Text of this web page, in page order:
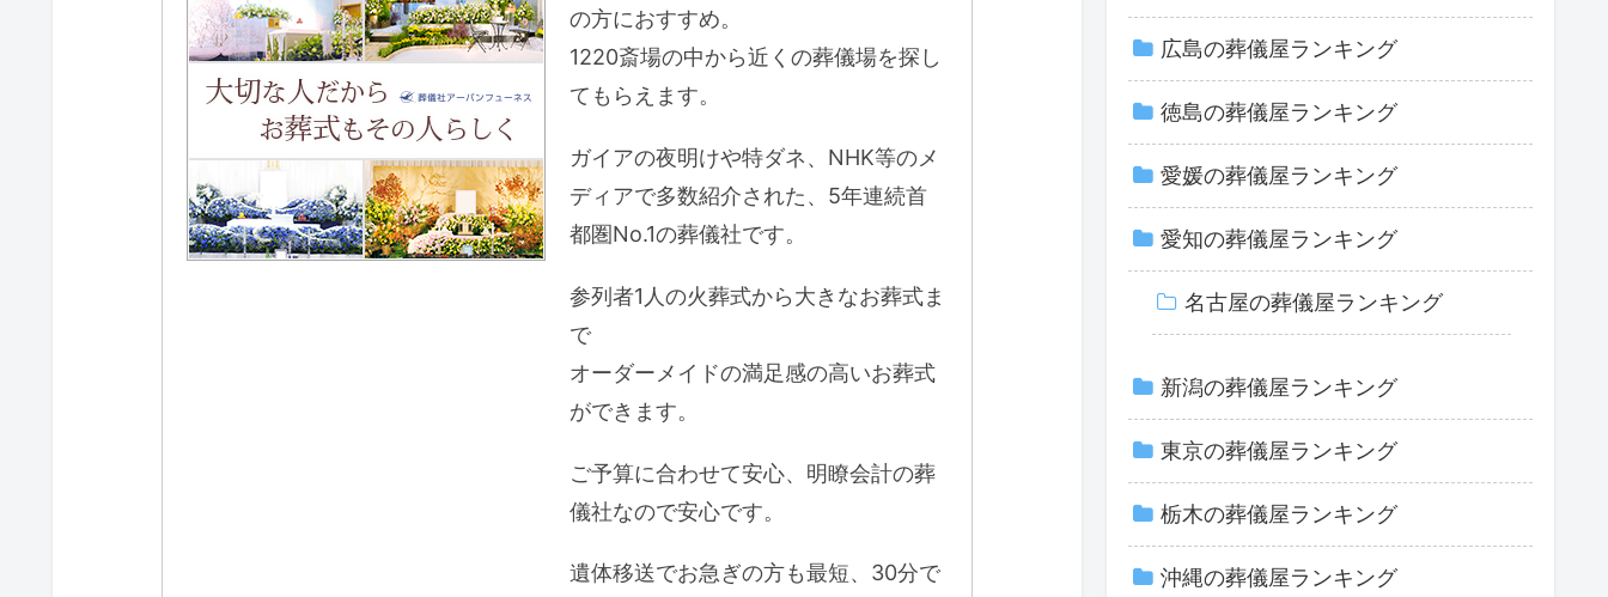
の方におすすめ。
1220斎場の中から近くの葬儀場を探し
てもらえます。
ガイアの夜明けや特ダネ、NHK等のメ
ディアで多数紹介された、5年連続首
都圏No.1の葬儀社です。
参列者1人の火葬式から大きなお葬式ま
で
オーダーメイドの満足感の高いお葬式
ができます。
ご予算に合わせて安心、明瞭会計の葬
儀社なので安心です。
遺体移送でお急ぎの方も最短、30分で
広島の葬儀屋ランキング
徳島の葬儀屋ランキング
愛媛の葬儀屋ランキング
愛知の葬儀屋ランキング
名古屋の葬儀屋ランキング
新潟の葬儀屋ランキング
東京の葬儀屋ランキング
栃木の葬儀屋ランキング
沖縄の葬儀屋ランキング